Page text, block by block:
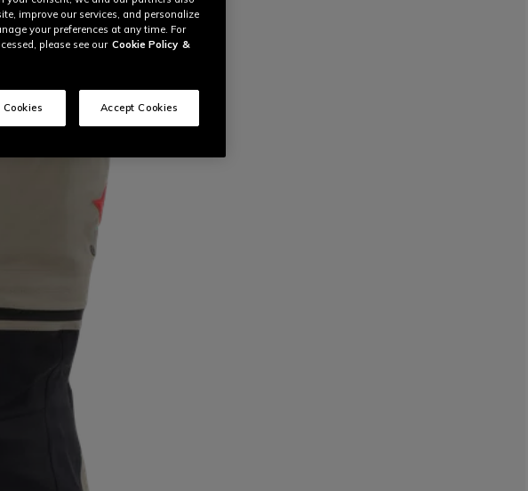
improve our services, and personalize
your preferences at any time. For
please see our Cookie Policy &
Accept Cookies